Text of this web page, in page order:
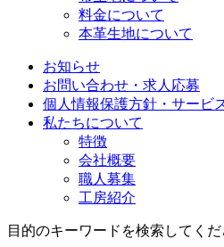
料金について
本革生地について
お知らせ
お問い合わせ・求人応募
個人情報保護方針・サービ
私たちについて
特徴
会社概要
職人募集
工房紹介
目的のキーワードを検索してくだ